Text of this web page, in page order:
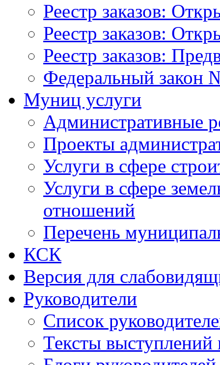
Реестр заказов:
Реестр заказов:
Реестр заказов:
Федеральный закон
Муниц услуги
Административные
Проекты
Услуги в сфере
Услуги в сфере
отношений
Перечень
КСК
Версия для
Руководители
Список
Тексты выступлений